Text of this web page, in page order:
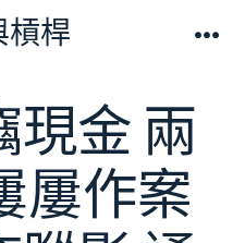
槓桿
現金 兩
屢作案